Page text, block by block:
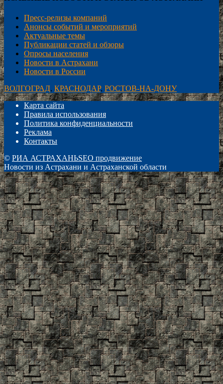
Пресс-релизы компаний
Анонсы событий и мероприятий
Актуальные темы
Публикации статей и обзоры
Опросы населения
Новости в Астрахани
Новости в России
ВОЛГОГРАД, КРАСНОДАР, РОСТОВ-НА-ДОНУ
Карта сайта
Правила использования
Политика конфиденциальности
Реклама
Контакты
© РИА АСТРАХАНЬSEO продвижение
Новости из Астрахани и Астраханской области